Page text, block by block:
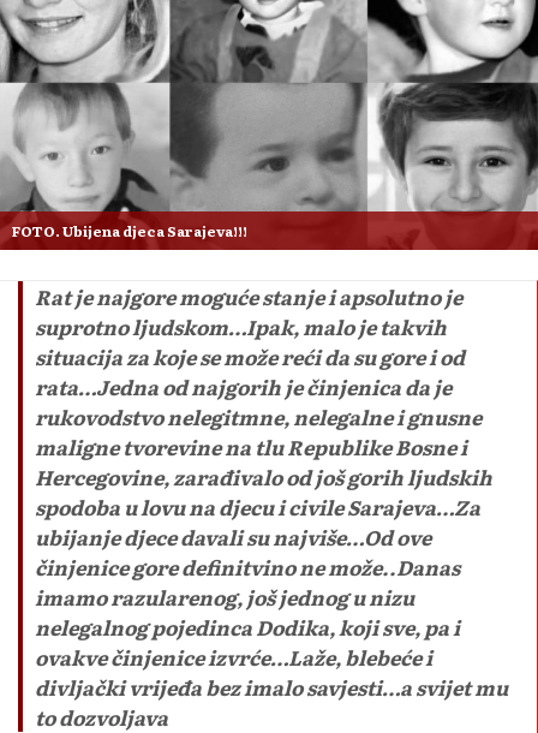
FOTO. Ubijena djeca Sarajeva!!!
Rat je najgore moguće stanje i apsolutno je
suprotno ljudskom…Ipak, malo je takvih
situacija za koje se može reći da su gore i od
rata…Jedna od najgorih je činjenica da je
rukovodstvo nelegitmne, nelegalne i gnusne
maligne tvorevine na tlu Republike Bosne i
Hercegovine, zarađivalo od još gorih ljudskih
spodoba u lovu na djecu i civile Sarajeva…Za
ubijanje djece davali su najviše…Od ove
činjenice gore definitvino ne može..Danas
imamo razularenog, još jednog u nizu
nelegalnog pojedinca Dodika, koji sve, pa i
ovakve činjenice izvrće…Laže, blebeće i
divljački vrijeđa bez imalo savjesti…a svijet mu
to dozvoljava